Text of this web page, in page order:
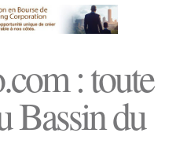
: toute
Bassin du